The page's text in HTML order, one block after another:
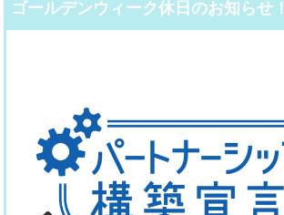
ゴールデンウィーク休日のお知らせ！